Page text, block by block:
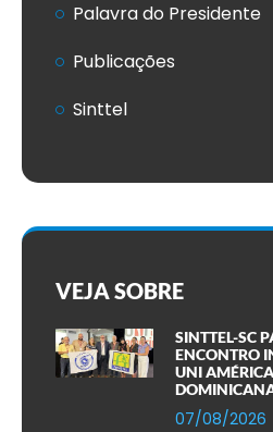
Palavra do Presidente
Publicações
Sinttel
VEJA SOBRE
SINTTEL-SC
ENCONTRO
UNI
07/08/2026